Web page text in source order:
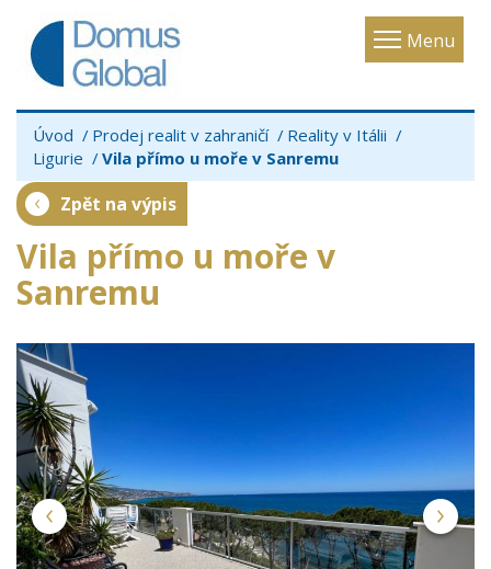
Menu
Toggle
Úvod Prodej realit v zahraničí
Reality v Itálii
Ligurie
Vila přímo u moře v Sanremu
Zpět na výpis
Vila přímo u moře v
Sanremu